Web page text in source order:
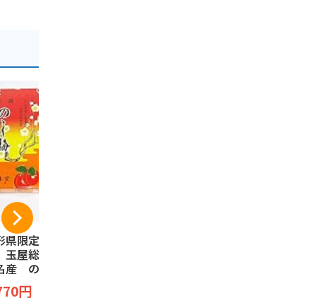
県限定 山形銘
屋総本店 山
産 のし梅 の
製造本舗 菓
円